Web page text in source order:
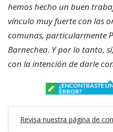
hemos hecho un buen
vínculo muy fuerte con las
comunas, particularmente
Barnechea. Y por lo tanto,
con la intención de darle
¿ENCONTRASTE
ERROR?
Revisa nuestra página de